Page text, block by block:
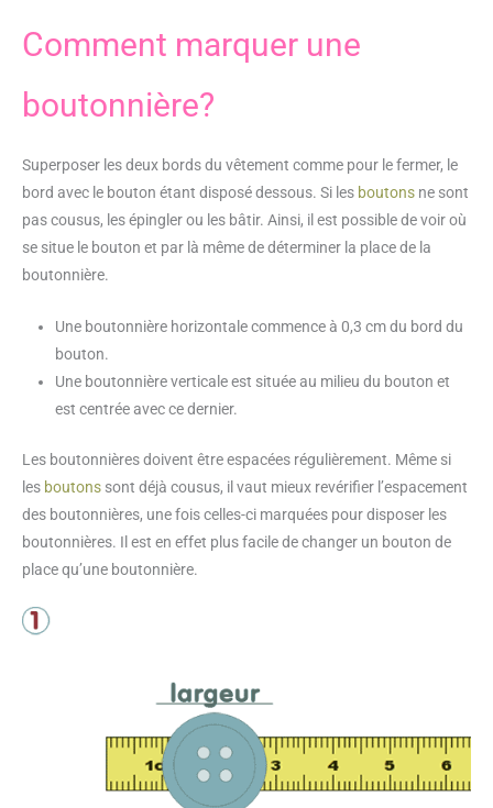
Comment marquer une
boutonnière?
Superposer les deux bords du vêtement comme pour le fermer, le
bord avec le bouton étant disposé dessous. Si les boutons ne sont
pas cousus, les épingler ou les bâtir. Ainsi, il est possible de voir où
se situe le bouton et par là même de déterminer la place de la
boutonnière.
Une boutonnière horizontale commence à 0,3 cm du bord du
bouton.
Une boutonnière verticale est située au milieu du bouton et
est centrée avec ce dernier.
Les boutonnières doivent être espacées régulièrement. Même si
les boutons sont déjà cousus, il vaut mieux revérifier l’espacement
des boutonnières, une fois celles-ci marquées pour disposer les
boutonnières. Il est en effet plus facile de changer un bouton de
place qu’une boutonnière.